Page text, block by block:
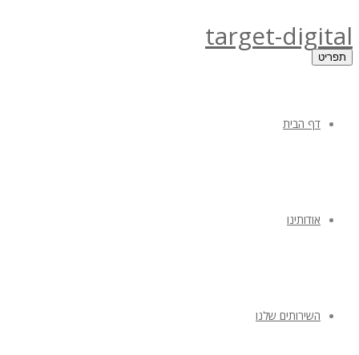
target-digital
תפריט
דף הבית
אודותינו
השירותים שלנו